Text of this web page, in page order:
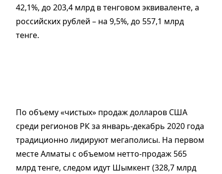
42,1%, до 203,4 млрд в тенговом эквиваленте, а
российских рублей – на 9,5%, до 557,1 млрд
тенге.
По объему «чистых» продаж долларов США
среди регионов РК за январь-декабрь 2020 года
традиционно лидируют мегаполисы. На первом
месте Алматы с объемом нетто-продаж 565
млрд тенге, следом идут Шымкент (328,7 млрд